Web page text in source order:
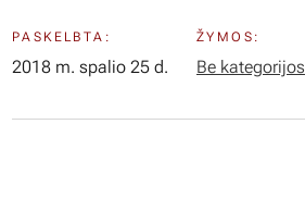
PASKELBTA:
2018 m. spalio 25 d.
ŽYMOS:
Be kategorijos